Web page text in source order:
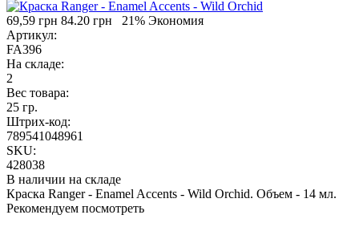
69,59 грн 84.20 грн
21% Экономия
Артикул:
FA396
На складе:
2
Вес товара:
25 гр.
Штрих-код:
789541048961
SKU:
428038
В наличии на складе
Краска Ranger - Enamel Accents - Wild Orchid. Объем - 14 мл.
Рекомендуем посмотреть